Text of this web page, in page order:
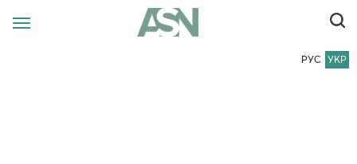
РУС УКР